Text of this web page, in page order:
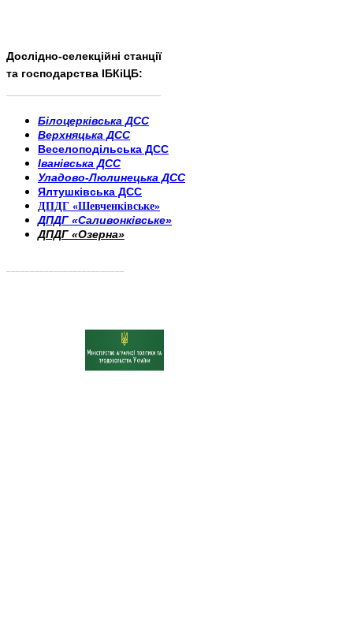
Дослідно-селекційні станції
та господарства ІБКіЦБ:
Білоцерківська ДСС
Верхняцька ДСС
Веселоподільська ДСС
Іванівська ДСС
Уладово-Люлинецька ДСС
Ялтушківська ДСС
ДПДГ «Шевченківське»
ДПДГ «Саливонківське»
ДПДГ «Озерна»